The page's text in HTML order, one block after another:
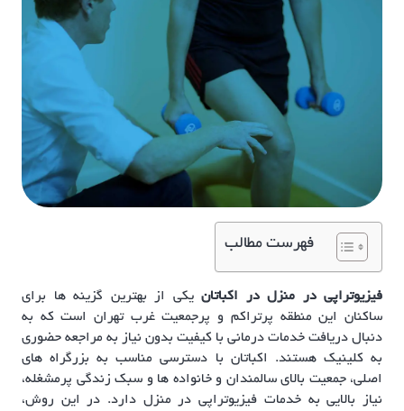
فهرست مطالب
فیزیوتراپی در منزل در اکباتان یکی از بهترین گزینه ها برای
ساکنان این منطقه پرتراکم و پرجمعیت غرب تهران است که به
دنبال دریافت خدمات درمانی با کیفیت بدون نیاز به مراجعه حضوری
به کلینیک هستند. اکباتان با دسترسی مناسب به بزرگراه های
اصلی، جمعیت بالای سالمندان و خانواده ها و سبک زندگی پرمشغله،
نیاز بالایی به خدمات فیزیوتراپی در منزل دارد. در این روش،